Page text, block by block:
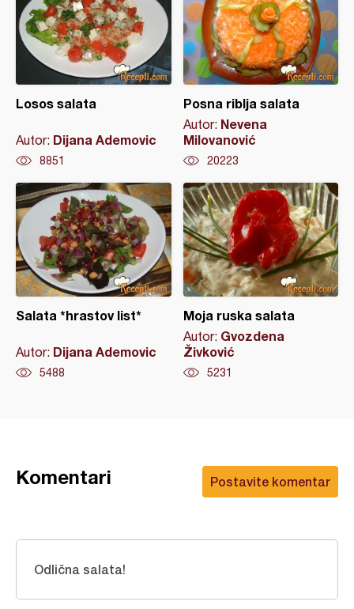
Losos salata
Autor: Dijana Ademovic
8851
Posna riblja salata
Autor: Nevena
Milovanović
20223
Salata *hrastov list*
Autor: Dijana Ademovic
5488
Moja ruska salata
Autor: Gvozdena
Živković
5231
Postavite komentar
Komentari
Odlična salata!